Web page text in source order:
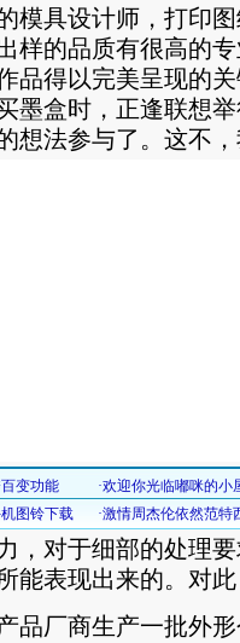
模具设计师，打印
样的品质有很高的
品得以完美呈现的
墨盒时，正逢联想
想法参与了。 这不
，对于细部的处理
能表现出来的。对
品厂商生产一批外